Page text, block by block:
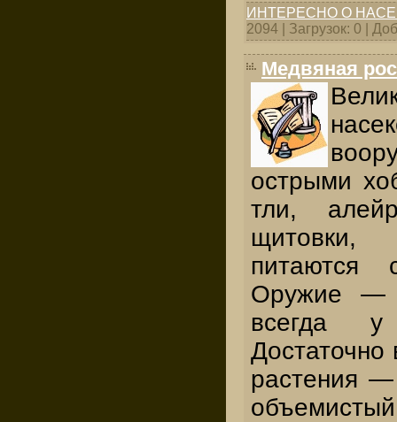
ИНТЕРЕСНО О
2094 | Загрузок: 0 |
Медвяная
острыми
тли,
щитовки,
питаются
Оружие —
всегда
Достаточно
растения